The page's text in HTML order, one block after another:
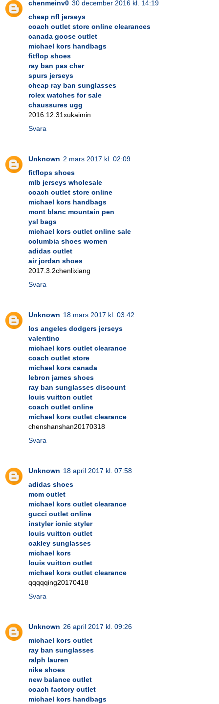
chenmeinv0 30 december 2016 kl. 14:19
cheap nfl jerseys
coach outlet store online clearances
canada goose outlet
michael kors handbags
fitflop shoes
ray ban pas cher
spurs jerseys
cheap ray ban sunglasses
rolex watches for sale
chaussures ugg
2016.12.31xukaimin
Svara
Unknown 2 mars 2017 kl. 02:09
fitflops shoes
mlb jerseys wholesale
coach outlet store online
michael kors handbags
mont blanc mountain pen
ysl bags
michael kors outlet online sale
columbia shoes women
adidas outlet
air jordan shoes
2017.3.2chenlixiang
Svara
Unknown 18 mars 2017 kl. 03:42
los angeles dodgers jerseys
valentino
michael kors outlet clearance
coach outlet store
michael kors canada
lebron james shoes
ray ban sunglasses discount
louis vuitton outlet
coach outlet online
michael kors outlet clearance
chenshanshan20170318
Svara
Unknown 18 april 2017 kl. 07:58
adidas shoes
mcm outlet
michael kors outlet clearance
gucci outlet online
instyler ionic styler
louis vuitton outlet
oakley sunglasses
michael kors
louis vuitton outlet
michael kors outlet clearance
qqqqqing20170418
Svara
Unknown 26 april 2017 kl. 09:26
michael kors outlet
ray ban sunglasses
ralph lauren
nike shoes
new balance outlet
coach factory outlet
michael kors handbags